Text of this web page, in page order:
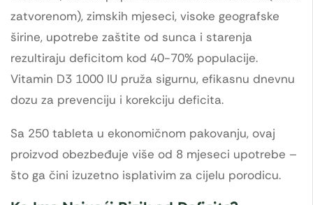
zatvorenom), zimskih mjeseci, visoke geografske
širine, upotrebe zaštite od sunca i starenja
rezultiraju deficitom kod 40-70% populacije.
Vitamin D3 1000 IU pruža sigurnu, efikasnu dnevnu
dozu za prevenciju i korekciju deficita.
Sa 250 tableta u ekonomičnom pakovanju, ovaj
proizvod obezbeđuje više od 8 mjeseci upotrebe –
što ga čini izuzetno isplativim za cijelu porodicu.